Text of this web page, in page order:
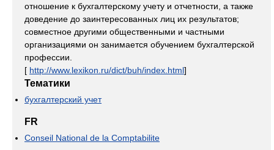
отношение к бухгалтерскому учету и отчетности, а также
доведение до заинтересованных лиц их результатов;
совместное другими общественными и частными
организациями он занимается обучением бухгалтерской
профессии.
[ http://www.lexikon.ru/dict/buh/index.html]
Тематики
бухгалтерский учет
FR
Conseil National de la Comptabilite